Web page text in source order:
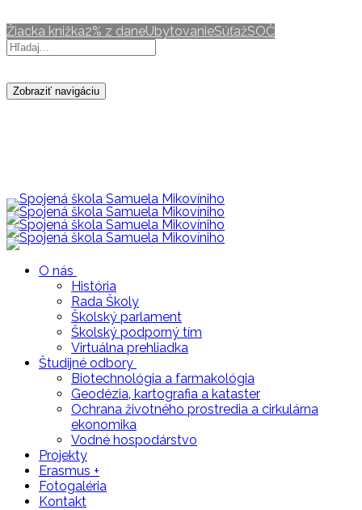
Žiacka knižka2% z daneUbytovanieSúťažSOČ
Zobraziť navigáciu
O nás
História
Rada Školy
Školský parlament
Školský podporný tím
Virtuálna prehliadka
Študijné odbory
Biotechnológia a farmakológia
Geodézia‚ kartografia a kataster
Ochrana životného prostredia a cirkulárna
ekonomika
Vodné hospodárstvo
Projekty
Erasmus +
Fotogaléria
Kontakt